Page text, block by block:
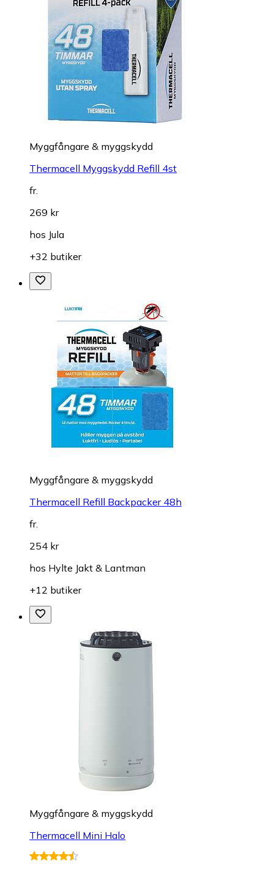
Myggfångare & myggskydd
Thermacell Myggskydd Refill 4st
fr.
269 kr
hos Jula
+32 butiker
Myggfångare & myggskydd
Thermacell Refill Backpacker 48h
fr.
254 kr
hos Hylte Jakt & Lantman
+12 butiker
Myggfångare & myggskydd
Thermacell Mini Halo